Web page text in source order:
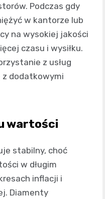
Podczas gdy
w kantorze lub
na wysokiej jakości
czasu i wysiłku.
z usług
z dodatkowymi
wartości
stabilny, choć
w długim
inflacji i
Diamenty